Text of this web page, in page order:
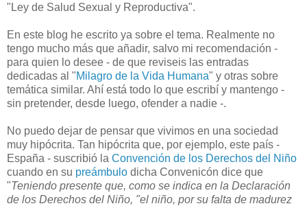
"Ley de Salud Sexual y Reproductiva".
En este blog he escrito ya sobre el tema. Realmente no
tengo mucho más que añadir, salvo mi recomendación -
para quien lo desee - de que reviseis las entradas
dedicadas al "Milagro de la Vida Humana" y otras sobre
temática similar. Ahí está todo lo que escribí y mantengo -
sin pretender, desde luego, ofender a nadie -.
No puedo dejar de pensar que vivimos en una sociedad
muy hipócrita. Tan hipócrita que, por ejemplo, este país -
España - suscribió la Convención de los Derechos del Niño
cuando en su preámbulo dicha Convenicón dice que
"Teniendo presente que, como se indica en la Declaración
de los Derechos del Niño, "el niño, por su falta de madurez